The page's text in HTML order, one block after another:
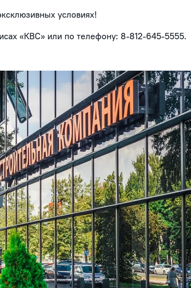
условиях!
«КВС» или по телефону: 8-812-645-5555.